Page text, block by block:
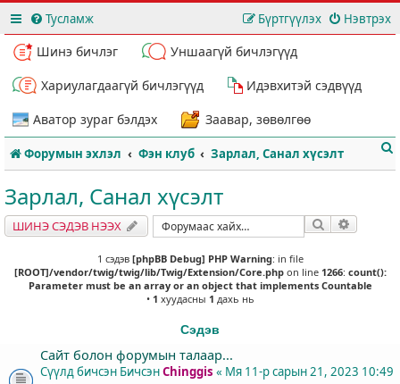
Тусламж Нэвтрэх
Бүртгүүлэх
Шинэ бичлэг
Уншаагүй бичлэгүүд
Хариулагдаагүй бичлэгүүд
Идэвхитэй сэдвүүд
Аватор зураг бэлдэх
Заавар, зөвөлгөө
Форумын эхлэл Фэн клуб Зарлал, Санал хүсэлт
Зарлал, Санал хүсэлт
ШИНЭ СЭДЭВ НЭЭХ Хайлт
1 сэдэв [phpBB Debug] PHP Warning: in file
[ROOT]/vendor/twig/twig/lib/Twig/Extension/Core.phpon line 1266: count():
Parameter must be an array or an object that implements Countable
• 1 хуудасны 1 дахь нь
Сэдэв
Сайт болон форумын талаар...
Сүүлд бичсэн БичсэнChinggis « Мя 11-р сарын 21, 2023 10:49